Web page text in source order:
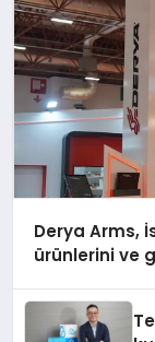
Derya Arms,
ürünlerini ve